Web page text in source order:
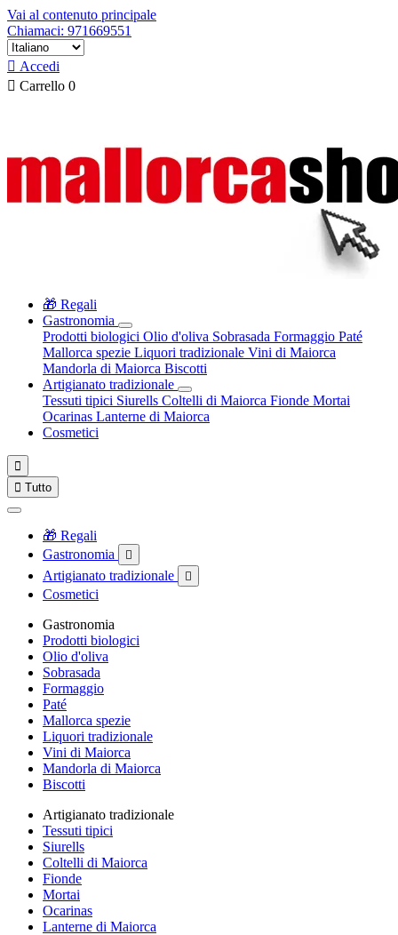
Vai al contenuto principale
Chiamaci: 971669551
 Accedi
 Carrello 0
🎁 Regali
Gastronomia
Prodotti biologici Olio d'oliva Sobrasada Formaggio Paté
Mallorca spezie Liquori tradizionale Vini di Maiorca
Mandorla di Maiorca Biscotti
Artigianato tradizionale
Tessuti tipici Siurells Coltelli di Maiorca Fionde Mortai
Ocarinas Lanterne di Maiorca
Cosmetici

 Tutto
🎁 Regali
Gastronomia

Artigianato tradizionale 
Cosmetici
Gastronomia
Prodotti biologici
Olio d'oliva
Sobrasada
Formaggio
Paté
Mallorca spezie
Liquori tradizionale
Vini di Maiorca
Mandorla di Maiorca
Biscotti
Artigianato tradizionale
Tessuti tipici
Siurells
Coltelli di Maiorca
Fionde
Mortai
Ocarinas
Lanterne di Maiorca